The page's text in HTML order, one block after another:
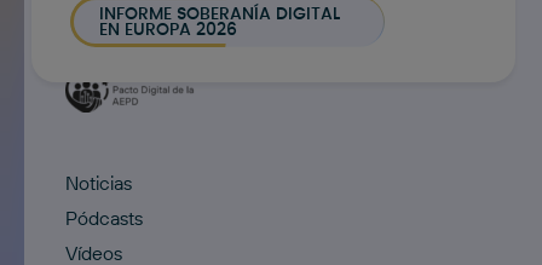
Noticias
Pódcasts
Vídeos
INFORME SOBERANÍA DIGITAL
EN EUROPA 2026